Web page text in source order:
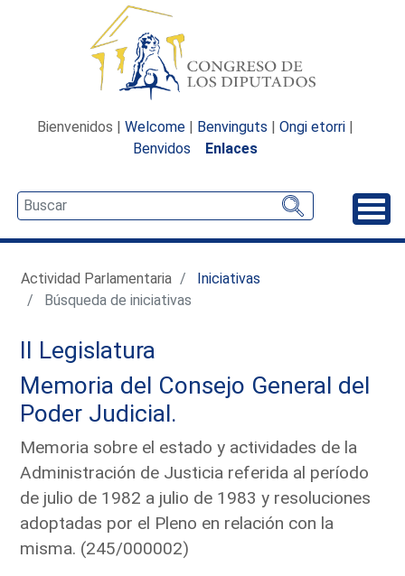
Bienvenidos | Welcome | Benvinguts | Ongi etorri |
Benvidos
Enlaces
Actividad Parlamentaria
Iniciativas
Búsqueda de iniciativas
II Legislatura
Memoria del Consejo General del
Poder Judicial.
Memoria sobre el estado y actividades de la
Administración de Justicia referida al período
de julio de 1982 a julio de 1983 y resoluciones
adoptadas por el Pleno en relación con la
misma. (245/000002)